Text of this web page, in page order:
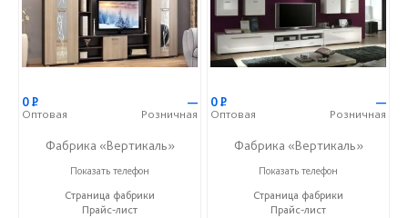
0Р
Оптовая
—
Розничная
Фабрика «Вертикаль»
+7 (927) 38-059-88
Показать телефон
Страница фабрики
Прайс-лист
0Р
Оптовая
—
Розничная
Фабрика «Вертикаль»
+7 (927) 38-059-88
Показать телефон
Страница фабрики
Прайс-лист